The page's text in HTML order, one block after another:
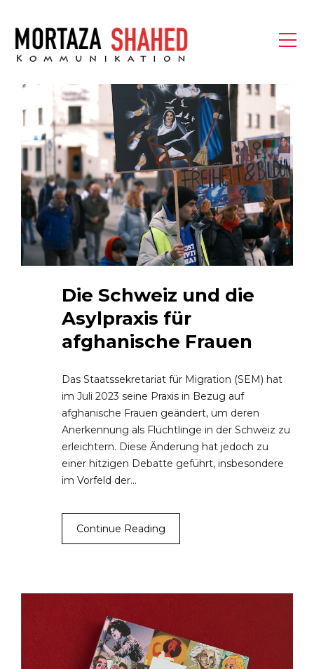
Die Schweiz und die
Asylpraxis für
afghanische Frauen
Das Staatssekretariat für Migration (SEM) hat
im Juli 2023 seine Praxis in Bezug auf
afghanische Frauen geändert, um deren
Anerkennung als Flüchtlinge in der Schweiz zu
erleichtern. Diese Änderung hat jedoch zu
einer hitzigen Debatte geführt, insbesondere
im Vorfeld der…
Continue Reading